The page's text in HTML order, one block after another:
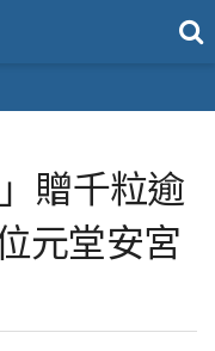
贈千粒逾
元堂安宮